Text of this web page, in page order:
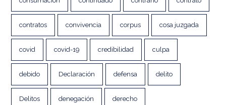
contratos convivencia corpus cosa juzgada
covid covid-19 credibilidad culpa
debido Declaración defensa delito
Delitos denegación derecho